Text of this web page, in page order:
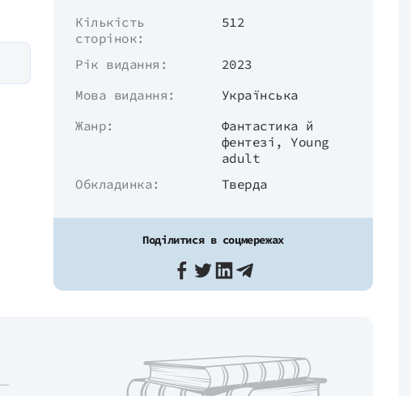
Кількість
сторінок:
512
Рік видання:
2023
Мова видання:
Українська
Жанр:
Фантастика й
фентезі ,Young
adult
Обкладинка:
Тверда
Поділитися в соцмережах